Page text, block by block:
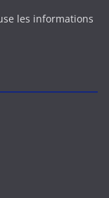
les informations